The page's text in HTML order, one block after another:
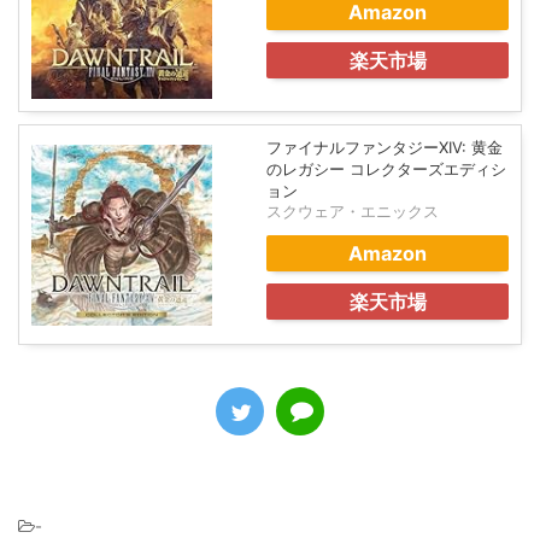
Amazon
楽天市場
ファイナルファンタジーXIV: 黄金
のレガシー コレクターズエディシ
ョン
スクウェア・エニックス
Amazon
楽天市場
-